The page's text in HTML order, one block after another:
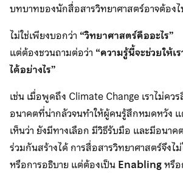
บทบาทของนักสื่อสารวิทยาศาสตร์อาจต้อง
ไม่ใช่เพียงบอกว่า “วิทยาศาสตร์คืออะไร”
แต่ต้องชวนถามต่อว่า “ความรู้นี้จะช่วยให้
ได้อย่างไร”
เช่น เมื่อพูดถึง Climate Change เราไม่คว
อนาคตที่น่ากลัวจนทำให้ผู้คนรู้สึกหมดหวัง
เห็นว่า ยังมีทางเลือก มีวิธีรับมือ และมีอนาค
ร่วมกันสร้างได้ การสื่อสารวิทยาศาสตร์จึงไ
หรือการอธิบาย แต่ต้องเป็นEnablingหรื